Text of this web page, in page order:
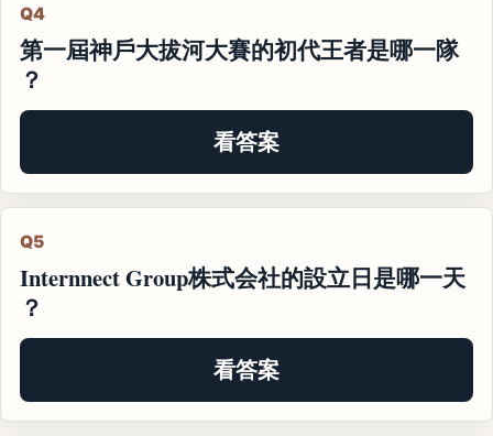
Q4
第一屆神戶大拔河大賽的初代王者是哪一隊
？
看答案
Q5
Internnect Group株式会社的設立日是哪一天
？
看答案